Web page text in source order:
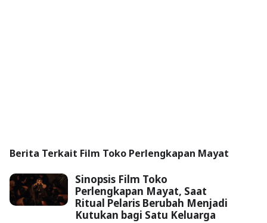
Berita Terkait Film Toko Perlengkapan Mayat
Sinopsis Film Toko
Perlengkapan Mayat, Saat
Ritual Pelaris Berubah Menjadi
Kutukan bagi Satu Keluarga